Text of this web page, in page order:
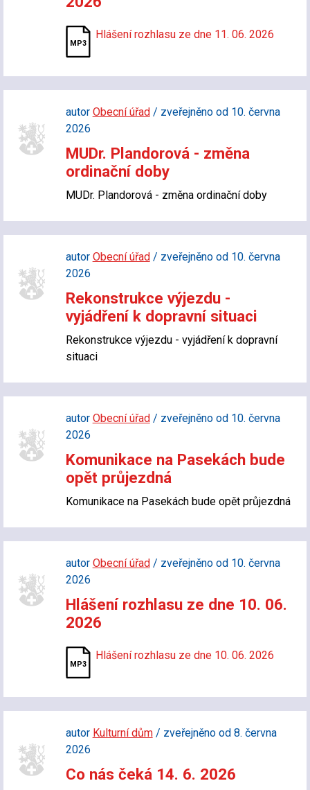
Hlášení rozhlasu ze dne 11. 06. 2026
autor Obecní úřad/ zveřejněno od 10. června
2026
MUDr. Plandorová - změna
ordinační doby
MUDr. Plandorová - změna ordinační doby
autor Obecní úřad/ zveřejněno od 10. června
2026
Rekonstrukce výjezdu -
vyjádření k dopravní situaci
Rekonstrukce výjezdu - vyjádření k dopravní
situaci
autor Obecní úřad/ zveřejněno od 10. června
2026
Komunikace na Pasekách bude
opět průjezdná
Komunikace na Pasekách bude opět průjezdná
autor Obecní úřad/ zveřejněno od 10. června
2026
Hlášení rozhlasu ze dne 10. 06.
2026
Hlášení rozhlasu ze dne 10. 06. 2026
autor Kulturní dům/ zveřejněno od 8. června
2026
Co nás čeká 14. 6. 2026